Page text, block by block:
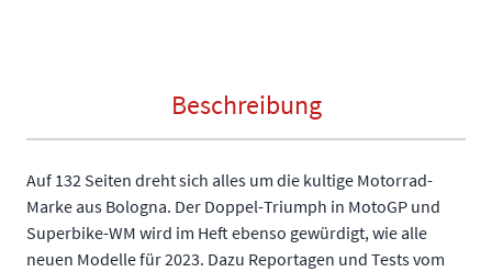
Beschreibung
Auf 132 Seiten dreht sich alles um die kultige Motorrad-
Marke aus Bologna. Der Doppel-Triumph in MotoGP und
Superbike-WM wird im Heft ebenso gewürdigt, wie alle
neuen Modelle für 2023. Dazu Reportagen und Tests vom